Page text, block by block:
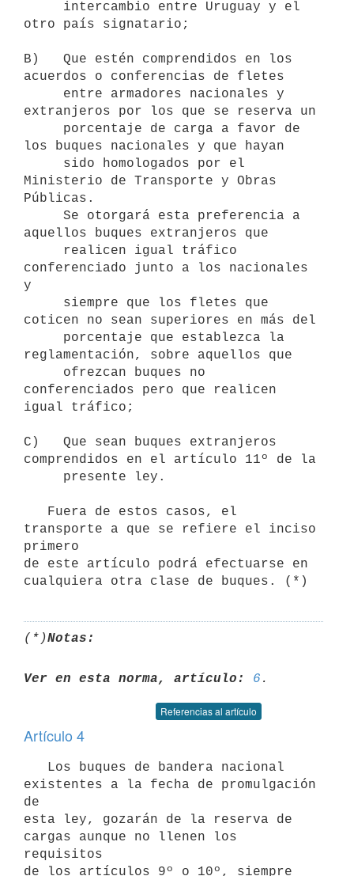
otro país signatario;
B)   Que estén comprendidos en los
acuerdos o conferencias de fletes
extranjeros por los que se reserva un
los buques nacionales y que hayan
Ministerio de Transporte y Obras
Públicas.
aquellos buques extranjeros que
conferenciado junto a los nacionales
y
coticen no sean superiores en más del
reglamentación, sobre aquellos que
conferenciados pero que realicen
igual tráfico;
C)   Que sean buques extranjeros
comprendidos en el artículo 11º de la
transporte a que se refiere el inciso
primero
de este artículo podrá efectuarse en
(*)Notas:
Ver en esta norma, artículo: 6
Referencias al artículo
Artículo 4
existentes a la fecha de promulgación
de
esta ley, gozarán de la reserva de
cargas aunque no llenen los
requisitos
de los artículos 9º o 10º, siempre